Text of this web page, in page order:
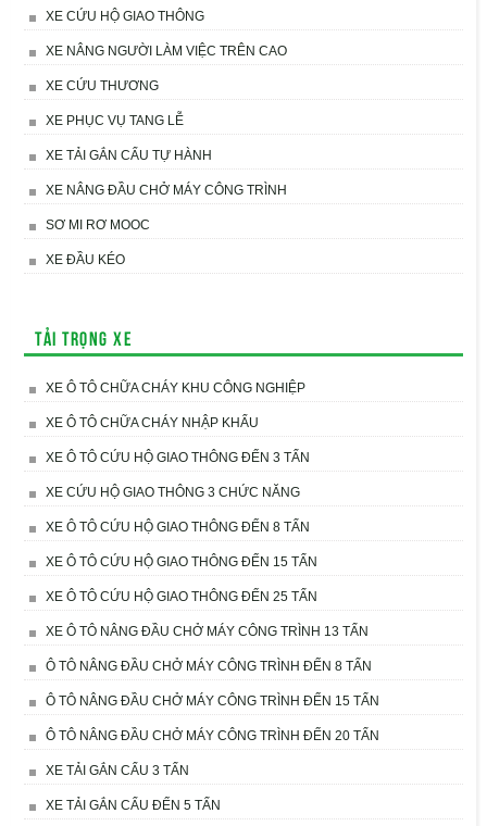
XE CỨU HỘ GIAO THÔNG
XE NÂNG NGƯỜI LÀM VIỆC TRÊN CAO
XE CỨU THƯƠNG
XE PHỤC VỤ TANG LỄ
XE TẢI GẮN CẨU TỰ HÀNH
XE NÂNG ĐẦU CHỞ MÁY CÔNG TRÌNH
SƠ MI RƠ MOOC
XE ĐẦU KÉO
Tải trọng xe
XE Ô TÔ CHỮA CHÁY KHU CÔNG NGHIỆP
XE Ô TÔ CHỮA CHÁY NHẬP KHẨU
XE Ô TÔ CỨU HỘ GIAO THÔNG ĐẾN 3 TẤN
XE CỨU HỘ GIAO THÔNG 3 CHỨC NĂNG
XE Ô TÔ CỨU HỘ GIAO THÔNG ĐẾN 8 TẤN
XE Ô TÔ CỨU HỘ GIAO THÔNG ĐẾN 15 TẤN
XE Ô TÔ CỨU HỘ GIAO THÔNG ĐẾN 25 TẤN
XE Ô TÔ NÂNG ĐẦU CHỞ MÁY CÔNG TRÌNH 13 TẤN
Ô TÔ NÂNG ĐẦU CHỞ MÁY CÔNG TRÌNH ĐẾN 8 TẤN
Ô TÔ NÂNG ĐẦU CHỞ MÁY CÔNG TRÌNH ĐẾN 15 TẤN
Ô TÔ NÂNG ĐẦU CHỞ MÁY CÔNG TRÌNH ĐẾN 20 TẤN
XE TẢI GẮN CẨU 3 TẤN
XE TẢI GẮN CẨU ĐẾN 5 TẤN